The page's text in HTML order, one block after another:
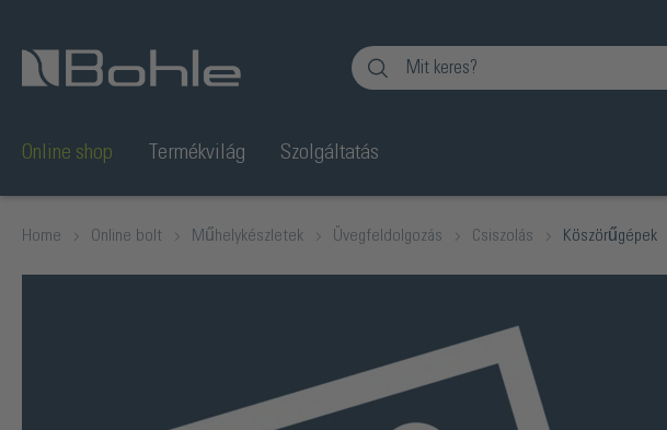
Online shop Termékvilág Szolgáltatás
Home Online bolt Műhelykészletek Üvegfeldolgozás Csiszolás Köszörűgépek